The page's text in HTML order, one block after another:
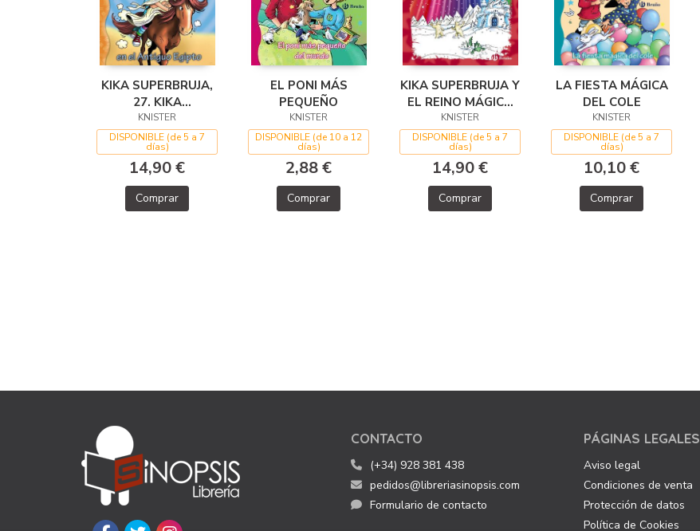
KIKA SUPERBRUJA,
27. KIKA
SUPERBRUJA EN EL
ANTIGUO EGIPTO
KNISTER
DISPONIBLE (de 5 a 7
días)
14,90 €
Comprar
EL PONI MÁS
PEQUEÑO
KNISTER
DISPONIBLE (de 10 a 12
días)
2,88 €
Comprar
KIKA SUPERBRUJA Y
EL REINO MÁGICO
(ED. COLOR)
KNISTER
DISPONIBLE (de 5 a 7
días)
14,90 €
Comprar
LA FIESTA MÁGICA
DEL COLE
KNISTER
DISPONIBLE (de 5 a 7
días)
10,10 €
Comprar
CONTACTO
(+34) 928 381 438
pedidos@libreriasinopsis.com
Formulario de contacto
PÁGINAS LEGALES
Aviso legal
Condiciones de venta
Protección de datos
Política de Cookies